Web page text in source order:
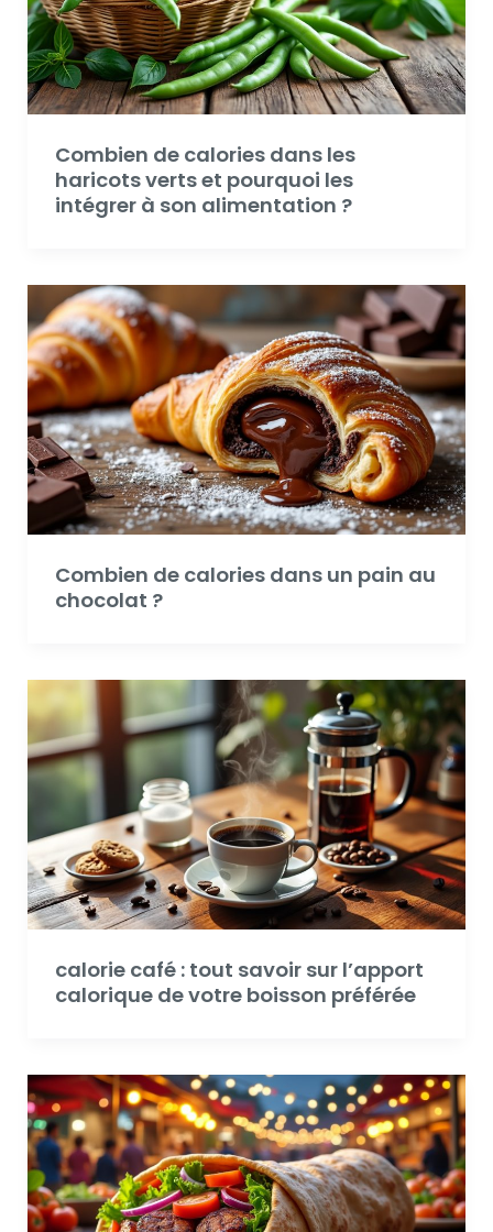
Combien de calories dans les
haricots verts et pourquoi les
intégrer à son alimentation ?
Combien de calories dans un pain au
chocolat ?
calorie café : tout savoir sur l’apport
calorique de votre boisson préférée